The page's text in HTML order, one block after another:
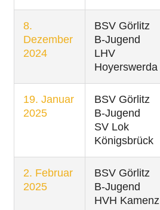
8.
Dezember
2024
BSV Görlitz
B-Jugend
LHV
Hoyerswerda
19. Januar
2025
BSV Görlitz
B-Jugend
SV Lok
Königsbrück
2. Februar
2025
BSV Görlitz
B-Jugend
HVH Kamenz